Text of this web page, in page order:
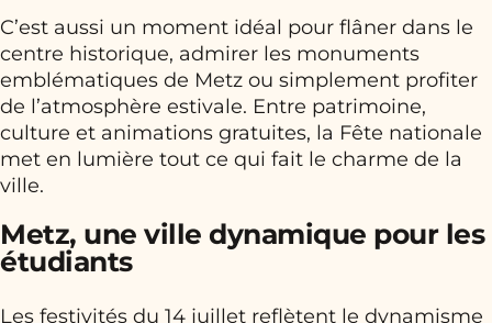
C’est aussi un moment idéal pour flâner dans le
centre historique, admirer les monuments
emblématiques de Metz ou simplement profiter
de l’atmosphère estivale. Entre patrimoine,
culture et animations gratuites, la Fête nationale
met en lumière tout ce qui fait le charme de la
ville.
Metz, une ville dynamique pour les
étudiants
Les festivités du 14 juillet reflètent le dynamisme